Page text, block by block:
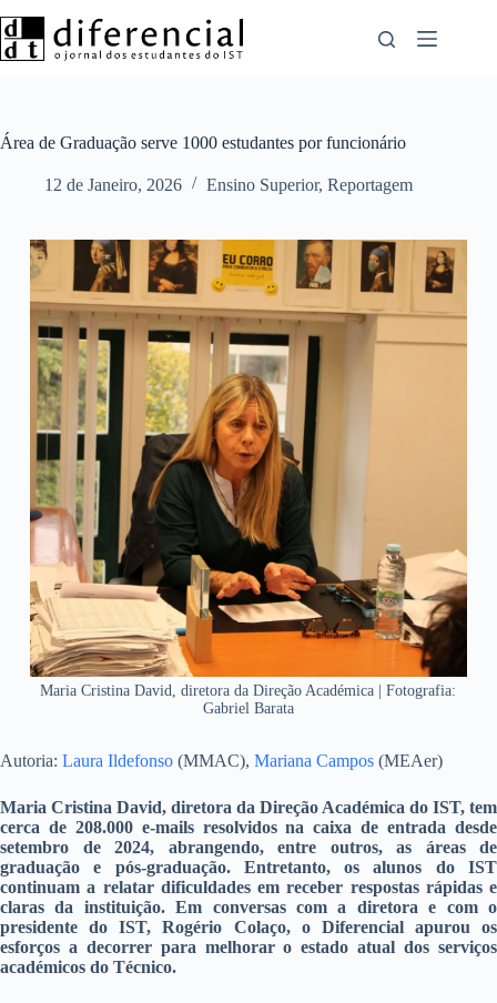
para
o
Área de Graduação serve 1000 estudantes por funcionário
12 de Janeiro, 2026 Ensino Superior, Reportagem
Maria Cristina David, diretora da Direção Académica | Fotografia:
Gabriel Barata
Autoria: Laura Ildefonso (MMAC), Mariana Campos (MEAer)
Maria Cristina David, diretora da Direção Académica do IST, tem
cerca de 208.000 e-mails resolvidos na caixa de entrada desde
setembro de 2024, abrangendo, entre outros, as áreas de
graduação e pós-graduação. Entretanto, os alunos do IST
continuam a relatar dificuldades em receber respostas rápidas e
claras da instituição. Em conversas com a diretora e com o
presidente do IST, Rogério Colaço, o Diferencial apurou os
esforços a decorrer para melhorar o estado atual dos serviços
académicos do Técnico.